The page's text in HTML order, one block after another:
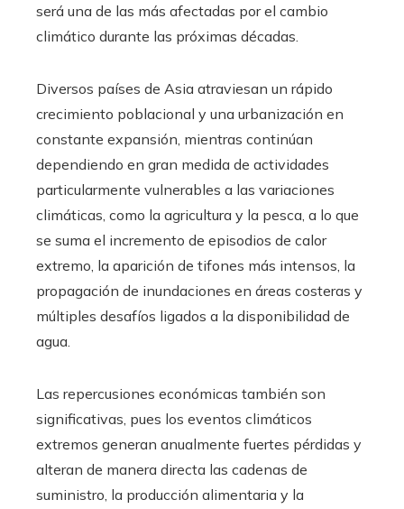
será una de las más afectadas por el cambio
climático durante las próximas décadas.
Diversos países de Asia atraviesan un rápido
crecimiento poblacional y una urbanización en
constante expansión, mientras continúan
dependiendo en gran medida de actividades
particularmente vulnerables a las variaciones
climáticas, como la agricultura y la pesca, a lo que
se suma el incremento de episodios de calor
extremo, la aparición de tifones más intensos, la
propagación de inundaciones en áreas costeras y
múltiples desafíos ligados a la disponibilidad de
agua.
Las repercusiones económicas también son
significativas, pues los eventos climáticos
extremos generan anualmente fuertes pérdidas y
alteran de manera directa las cadenas de
suministro, la producción alimentaria y la